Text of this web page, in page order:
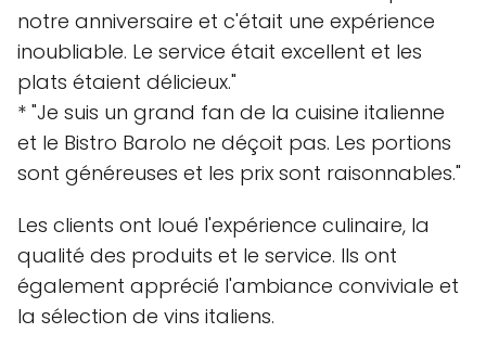
notre anniversaire et c'était une expérience
inoubliable. Le service était excellent et les
plats étaient délicieux."
* "Je suis un grand fan de la cuisine italienne
et le Bistro Barolo ne déçoit pas. Les portions
sont généreuses et les prix sont raisonnables."
Les clients ont loué l'expérience culinaire, la
qualité des produits et le service. Ils ont
également apprécié l'ambiance conviviale et
la sélection de vins italiens.